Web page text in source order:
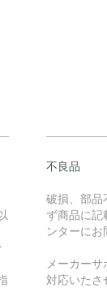
不良品
破損、部品
ず商品に記
ンターにお
メーカー
対応いたさ